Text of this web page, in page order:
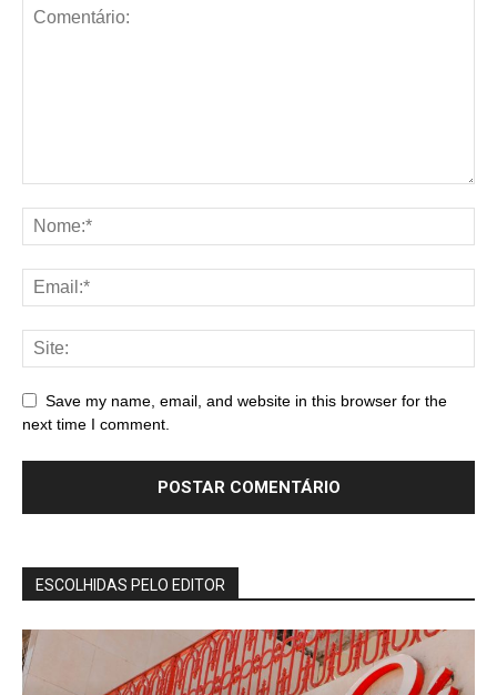
Save my name, email, and website in this browser for the
next time I comment.
ESCOLHIDAS PELO EDITOR